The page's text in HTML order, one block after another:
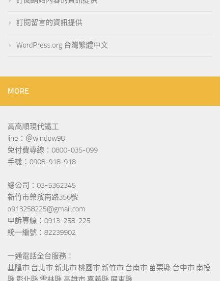
訂閱留言的資訊提供
WordPress.org 台灣繁體中文
MORE
高高順現代鐵工
line：＠window98
免付費專線：0800-035-099
手機：0908-918-918
總公司：03-5362345
新竹市榮濱南路356號
o913258225@gmail.com
申訴專線：0913-258-225
統一編號：82239902
一通電話全台服務：
基隆市 台北市 新北市 桃園市 新竹市 台南市 苗栗縣 台中市 南投